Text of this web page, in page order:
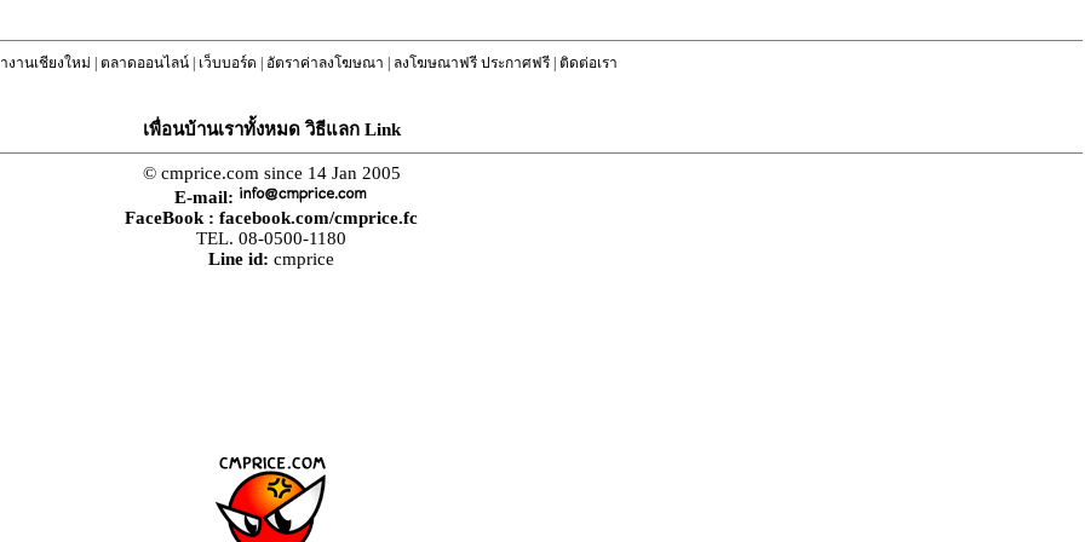
งานเชียงใหม่ | ตลาดออนไลน์| เว็บบอร์ด | อัตราค่าลงโฆษณา | ลงโฆษณาฟรี ประกาศฟรี| ติดต่อเรา
เพื่อนบ้านเราทั้งหมด วิธีแลก Link
© cmprice.com since 14 Jan 2005
E-mail:
FaceBook : facebook.com/cmprice.fc
TEL. 08-0500-1180
Line id: cmprice